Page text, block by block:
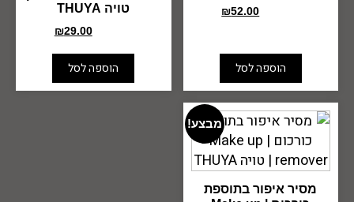
₪52.00
הוספה לסל
טויה THUYA
₪29.00
הוספה לסל
מבצע!
מסיר איפור בתוספת